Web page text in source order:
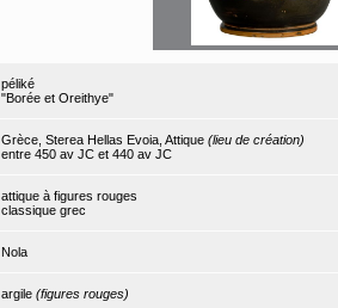
péliké
"Borée et Oreithye"
Grèce, Sterea Hellas Evoia, Attique (lieu de création)
entre 450 av JC et 440 av JC
attique à figures rouges
classique grec
Nola
argile (figures rouges)